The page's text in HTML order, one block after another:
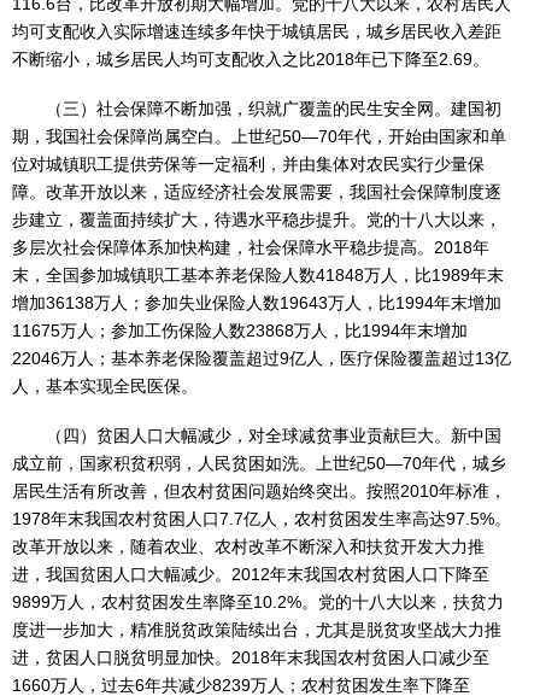
均可支配收入实际增速连续多年快于城镇居民，城乡居民收入差距
不断缩小，城乡居民人均可支配收入之比2018年已下降至2.69。
（三）社会保障不断加强，织就广覆盖的民生安全网。建国初
期，我国社会保障尚属空白。上世纪50—70年代，开始由国家和单
位对城镇职工提供劳保等一定福利，并由集体对农民实行少量保
障。改革开放以来，适应经济社会发展需要，我国社会保障制度逐
步建立，覆盖面持续扩大，待遇水平稳步提升。党的十八大以来，
多层次社会保障体系加快构建，社会保障水平稳步提高。2018年
末，全国参加城镇职工基本养老保险人数41848万人，比1989年末
增加36138万人；参加失业保险人数19643万人，比1994年末增加
11675万人；参加工伤保险人数23868万人，比1994年末增加
22046万人；基本养老保险覆盖超过9亿人，医疗保险覆盖超过13亿
人，基本实现全民医保。
（四）贫困人口大幅减少，对全球减贫事业贡献巨大。新中国
成立前，国家积贫积弱，人民贫困如洗。上世纪50—70年代，城乡
居民生活有所改善，但农村贫困问题始终突出。按照2010年标准，
1978年末我国农村贫困人口7.7亿人，农村贫困发生率高达97.5%。
改革开放以来，随着农业、农村改革不断深入和扶贫开发大力推
进，我国贫困人口大幅减少。2012年末我国农村贫困人口下降至
9899万人，农村贫困发生率降至10.2%。党的十八大以来，扶贫力
度进一步加大，精准脱贫政策陆续出台，尤其是脱贫攻坚战大力推
进，贫困人口脱贫明显加快。2018年末我国农村贫困人口减少至
1660万人，过去6年共减少8239万人；农村贫困发生率下降至